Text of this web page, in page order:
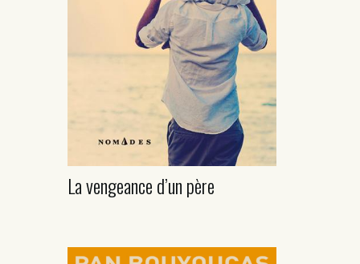
La vengeance d’un père